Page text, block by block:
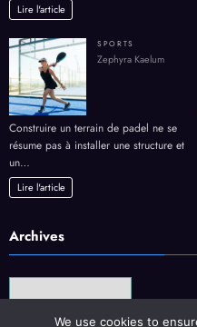
Lire l'article
SPORTS
Zephyra Kaelum
Construire un terrain de padel ne se
résume pas à installer une structure et
un…
Lire l'article
Archives
We use cookies to